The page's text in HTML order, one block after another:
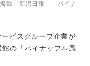
載 新潟日報 「パイナ
ビスグループ企業が
の「パイナップル風